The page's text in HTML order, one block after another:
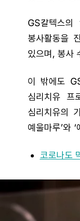
GS칼텍스
봉사활동을
있으며, 봉사
이 밖에도
심리치유 프
심리치유의
예울마루’와
코로나도